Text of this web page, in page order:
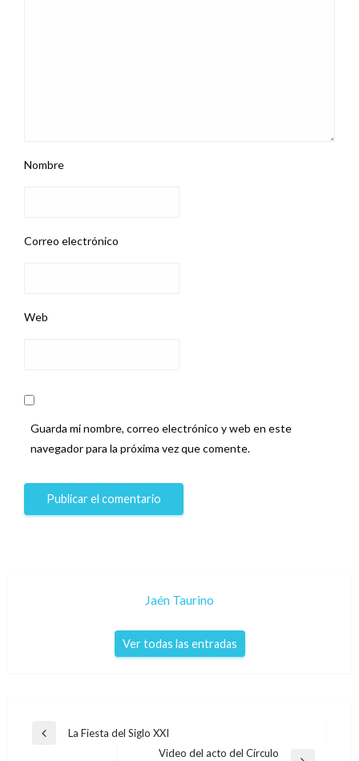
Nombre
Correo electrónico
Web
Guarda mi nombre, correo electrónico y web en este
navegador para la próxima vez que comente.
Jaén Taurino
Ver todas las entradas
Navegación
Entrada
La Fiesta del Siglo XXI
Video del acto del Círculo